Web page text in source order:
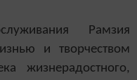
Рамзия
и творчеством
жизнерадостного,